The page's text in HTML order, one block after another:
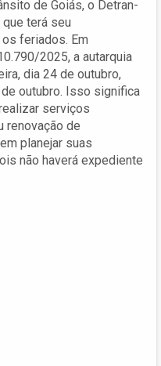
de Goiás, o Detran-
terá seu
feriados. Em
2025, a autarquia
dia 24 de outubro,
outubro. Isso significa
serviços
renovação de
planejar suas
não haverá expediente